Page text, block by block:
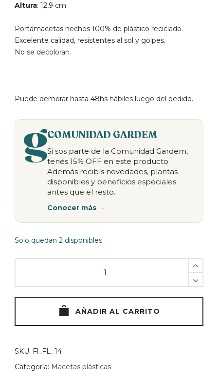
Altura: 12,9 cm
Portamacetas hechos 100% de plástico reciclado.
Excelente calidad, resistentes al sol y golpes.
No se decoloran.
Puede demorar hasta 48hs hábiles luego del pedido.
COMUNIDAD GARDEM
Si sos parte de la Comunidad Gardem,
tenés 15% OFF en este producto.
Además recibís novedades, plantas
disponibles y beneficios especiales
antes que el resto.
Conocer más →
Solo quedan 2 disponibles
14
cm
AÑADIR AL CARRITO
SKU: Fl_FL_14
Categoría: Macetas plásticas